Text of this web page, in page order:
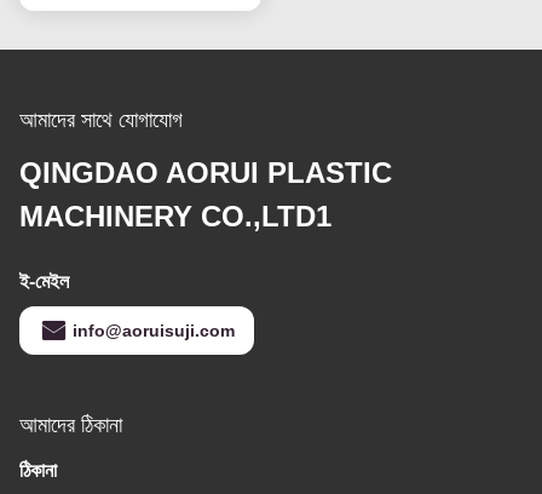
আমাদের সাথে যোগাযোগ
QINGDAO AORUI PLASTIC
MACHINERY CO.,LTD1
ই-মেইল
info@aoruisuji.com
আমাদের ঠিকানা
ঠিকানা